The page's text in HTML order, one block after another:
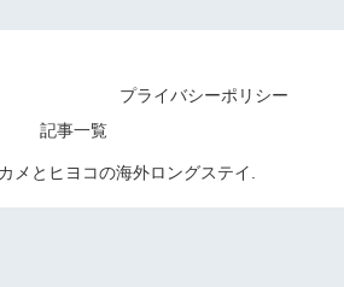
プライバシーポリシー
記事一覧
メとヒヨコの海外ロングステイ.